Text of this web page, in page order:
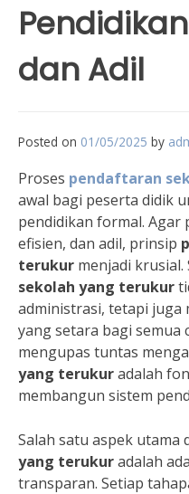
dan Adil
Posted on 01/05/2025 by
Proses pendaftaran
awal bagi peserta didik
pendidikan formal.
efisien, dan adil, prinsip
terukur menjadi krusial.
sekolah yang terukur
administrasi, tetapi juga
yang setara bagi semua
mengupas tuntas
yang terukuradalah
membangun sistem
Salah satu aspek utama
yang terukuradalah
transparan. Setiap